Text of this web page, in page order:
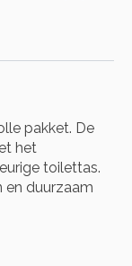
pakket. De
het
toilettas.
en duurzaam